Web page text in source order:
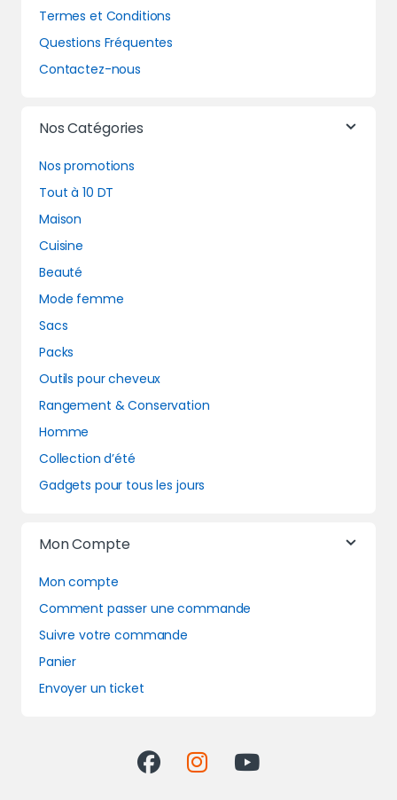
Termes et Conditions
Questions Fréquentes
Contactez-nous
Nos Catégories
Nos promotions
Tout à 10 DT
Maison
Cuisine
Beauté
Mode femme
Sacs
Packs
Outils pour cheveux
Rangement & Conservation
Homme
Collection d’été
Gadgets pour tous les jours
Mon Compte
Mon compte
Comment passer une commande
Suivre votre commande
Panier
Envoyer un ticket